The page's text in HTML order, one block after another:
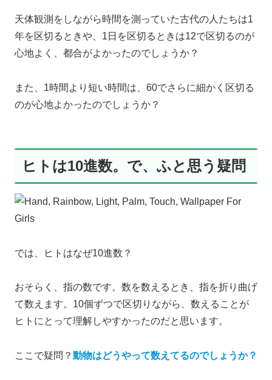
天体観測をしながら時間を測っていた古代の人たちは1
年を区切るときや、1日を区切るときは12で区切るのが
心地よく、都合がよかったのでしょうか？
また、1時間より短い時間は、60でさらに細かく区切る
のが心地よかったのでしょうか？
ヒトは10進数。で、ふと思う疑問
では、ヒトはなぜ10進数？
おそらく、指の数です。数を数えるとき、指を折り曲げ
て数えます。10個ずつで区切りながら、数えることが
ヒトにとって理解しやすかったのだと思います。
ここで疑問？ 動物はどうやって数えてるのでしょうか？